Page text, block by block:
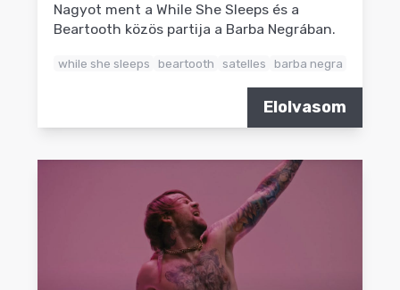
Nagyot ment a While She Sleeps és a
Beartooth közös partija a Barba Negrában.
while she sleeps beartooth satelles barba negra
Elolvasom